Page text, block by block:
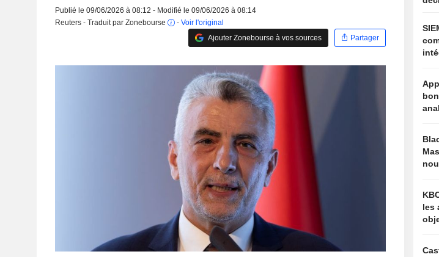
Publié le 09/06/2026 à 08:12 - Modifié le 09/06/2026 à 08:14
Reuters - Traduit par Zonebourse
- Voir l'original
Ajouter Zonebourse à vos sources
Partager
les
KBC
les